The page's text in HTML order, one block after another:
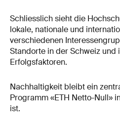
Schliesslich sieht die
lokale, nationale und
verschiedenen
Standorte in der Schweiz und
Erfolgsfaktoren.
Nachhaltigkeit bleibt ein
Programm «ETH Netto-Null»
ist.